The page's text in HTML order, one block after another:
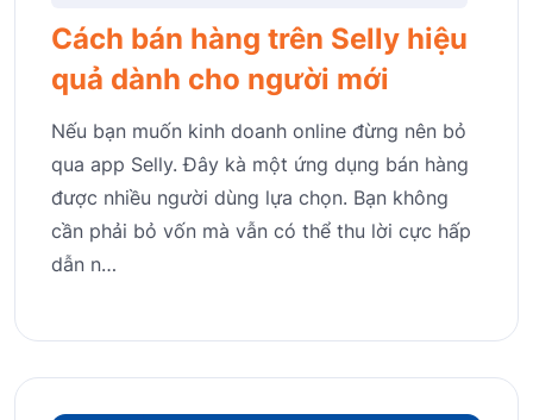
Cách bán hàng trên Selly hiệu
quả dành cho người mới
Nếu bạn muốn kinh doanh online đừng nên bỏ
qua app Selly. Đây kà một ứng dụng bán hàng
được nhiều người dùng lựa chọn. Bạn không
cần phải bỏ vốn mà vẫn có thể thu lời cực hấp
dẫn n…